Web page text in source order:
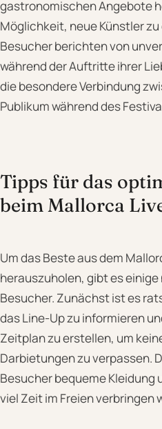
gastronomischen Angebote
Möglichkeit, neue Künstler
Besucher berichten von
während der Auftritte ihrer
die besondere Verbindung
Publikum während des
Tipps für das
beim Mallorca
Um das Beste aus dem
herauszuholen, gibt es
Besucher. Zunächst ist es
das Line-Up zu informieren
Zeitplan zu erstellen, um
Darbietungen zu verpassen.
Besucher bequeme Kleidung
viel Zeit im Freien verbringen